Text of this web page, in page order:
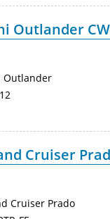
Outlander
Outlander
Cruiser
Cruiser Prado